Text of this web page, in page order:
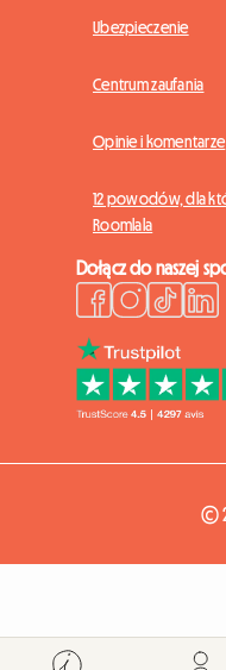
Ubezpieczenie
Centrum zaufania
Opinie i komentarze
12 powodów, dla
Roomlala
Dołącz do naszej
©